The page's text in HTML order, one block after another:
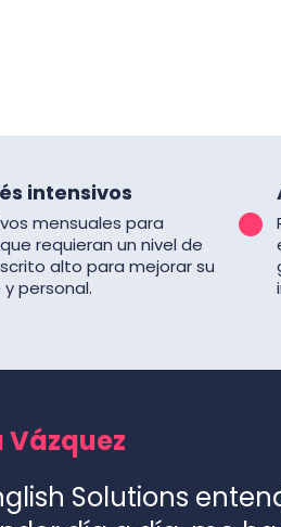
intensivos
mensuales para
requieran un nivel de
alto para mejorar su
personal.
Vázquez
Solutions